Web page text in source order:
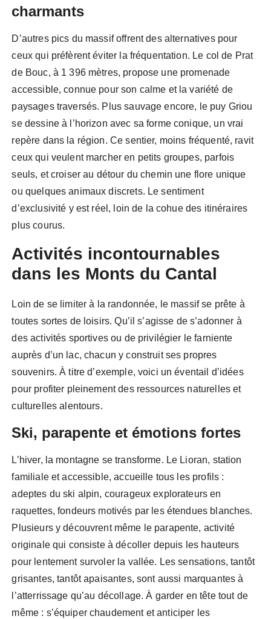
charmants
D’autres pics du massif offrent des alternatives pour
ceux qui préfèrent éviter la fréquentation. Le col de Prat
de Bouc, à 1 396 mètres, propose une promenade
accessible, connue pour son calme et la variété de
paysages traversés. Plus sauvage encore, le puy Griou
se dessine à l’horizon avec sa forme conique, un vrai
repère dans la région. Ce sentier, moins fréquenté, ravit
ceux qui veulent marcher en petits groupes, parfois
seuls, et croiser au détour du chemin une flore unique
ou quelques animaux discrets. Le sentiment
d’exclusivité y est réel, loin de la cohue des itinéraires
plus courus.
Activités incontournables
dans les Monts du Cantal
Loin de se limiter à la randonnée, le massif se prête à
toutes sortes de loisirs. Qu’il s’agisse de s’adonner à
des activités sportives ou de privilégier le farniente
auprès d’un lac, chacun y construit ses propres
souvenirs. À titre d’exemple, voici un éventail d’idées
pour profiter pleinement des ressources naturelles et
culturelles alentours.
Ski, parapente et émotions fortes
L’hiver, la montagne se transforme. Le Lioran, station
familiale et accessible, accueille tous les profils :
adeptes du ski alpin, courageux explorateurs en
raquettes, fondeurs motivés par les étendues blanches.
Plusieurs y découvrent même le parapente, activité
originale qui consiste à décoller depuis les hauteurs
pour lentement survoler la vallée. Les sensations, tantôt
grisantes, tantôt apaisantes, sont aussi marquantes à
l’atterrissage qu’au décollage. À garder en tête tout de
même : s’équiper chaudement et anticiper les